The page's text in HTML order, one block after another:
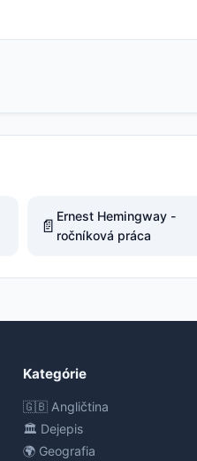
📄 Ernest Hemingway -
ročníková práca
Kategórie
🇬🇧 Angličtina
🏛️ Dejepis
🌍 Geografia